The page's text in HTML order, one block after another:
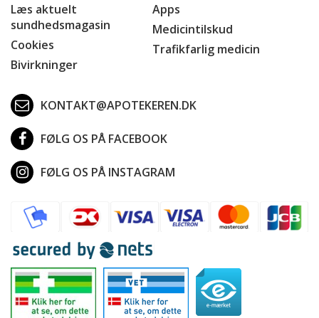
Læs aktuelt
sundhedsmagasin
Cookies
Bivirkninger
Apps
Medicintilskud
Trafikfarlig medicin
KONTAKT@APOTEKEREN.DK
FØLG OS PÅ FACEBOOK
FØLG OS PÅ INSTAGRAM